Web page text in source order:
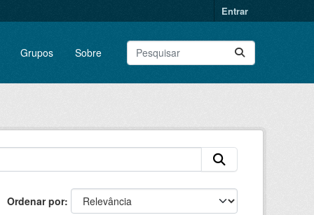
Entrar
Grupos Sobre
Ordenar por